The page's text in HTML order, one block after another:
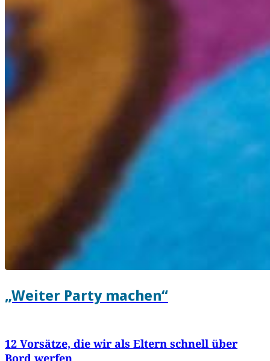
„Weiter Party machen“
12 Vorsätze, die wir als Eltern schnell über